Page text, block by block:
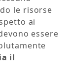
le risorse
ai
essere
il